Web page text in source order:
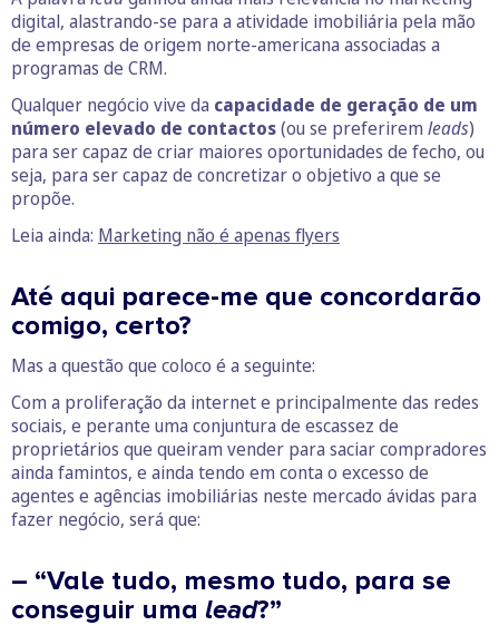
digital, alastrando-se para a atividade imobiliária pela mão
de empresas de origem norte-americana associadas a
programas de CRM.
Qualquer negócio vive da capacidade de geração de um
número elevado de contactos(ou se preferirem leads)
para ser capaz de criar maiores oportunidades de fecho, ou
seja, para ser capaz de concretizar o objetivo a que se
propõe.
Leia ainda: Marketing não é apenas flyers
Até aqui parece-me que concordarão
comigo, certo?
Mas a questão que coloco é a seguinte:
Com a proliferação da internet e principalmente das redes
sociais, e perante uma conjuntura de escassez de
proprietários que queiram vender para saciar compradores
ainda famintos, e ainda tendo em conta o excesso de
agentes e agências imobiliárias neste mercado ávidas para
fazer negócio, será que:
– “Vale tudo, mesmo tudo, para se
conseguir uma lead?”